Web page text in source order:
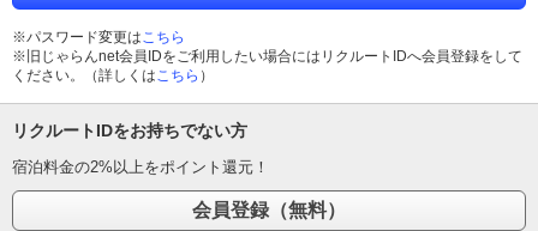
※パスワード変更はこちら
※旧じゃらんnet会員IDをご利用したい場合にはリクルートIDへ会員登録をして
ください。（詳しくはこちら ）
リクルートIDをお持ちでない方
宿泊料金の2%以上をポイント還元！